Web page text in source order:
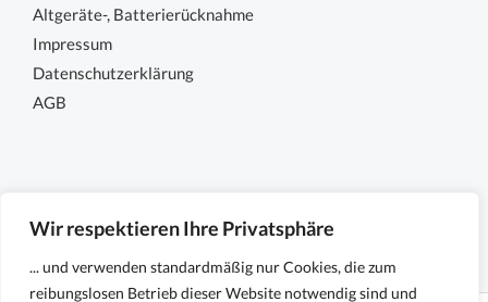
Wir respektieren Ihre Privatsphäre
... und verwenden standardmäßig nur Cookies, die zum
reibungslosen Betrieb dieser Website notwendig sind und
Altgeräte-, Batterierücknahme
Impressum
Datenschutzerklärung
AGB